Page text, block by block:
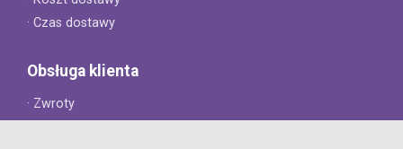
· Czas dostawy
Obsługa klienta
· Zwroty